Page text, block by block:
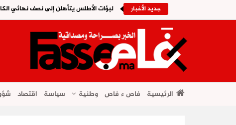
جديد الأخبار لبؤات الأطلس يتأهلن إلى نصف نهائي
الرئيسية فاص ء فاص وطنية سياسة اقتصاد